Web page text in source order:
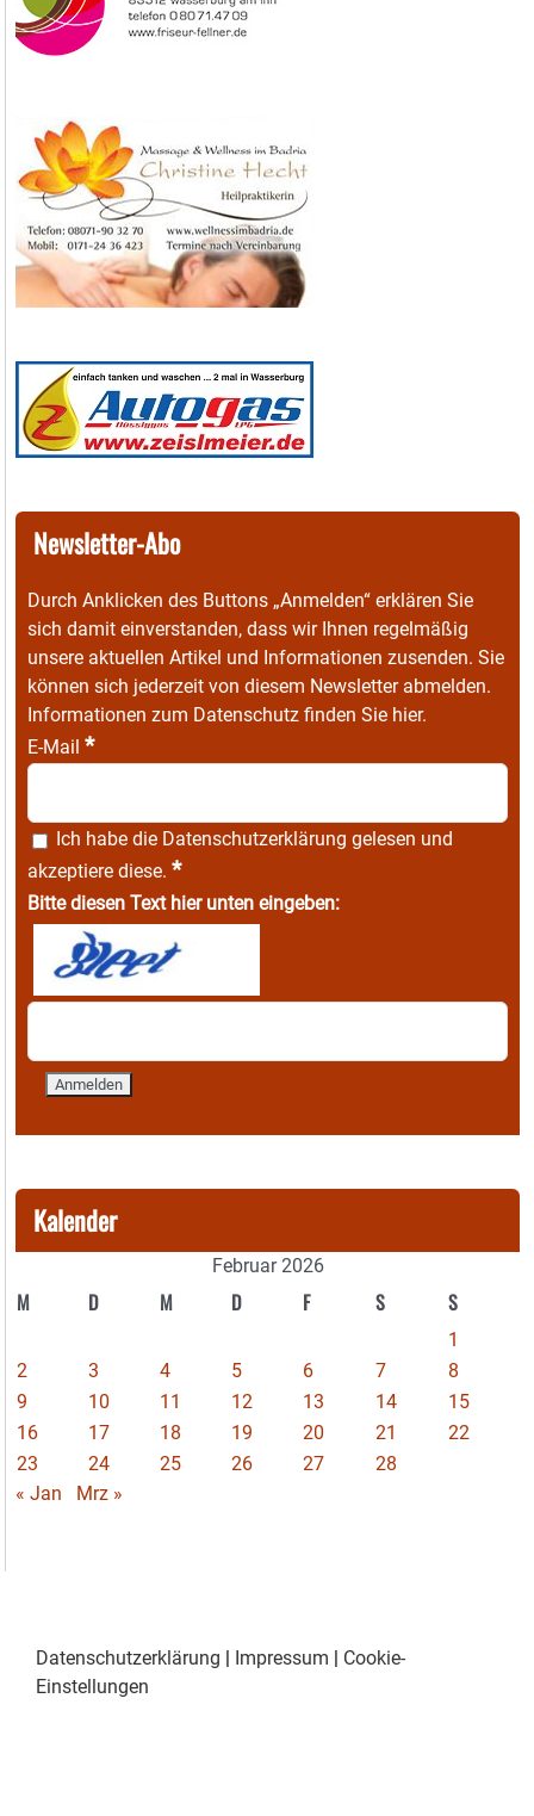
Newsletter-Abo
Durch Anklicken des Buttons „Anmelden“ erklären Sie
sich damit einverstanden, dass wir Ihnen regelmäßig
unsere aktuellen Artikel und Informationen zusenden. Sie
können sich jederzeit von diesem Newsletter abmelden.
Informationen zum Datenschutz finden Sie hier.
E-Mail *
Ich habe die Datenschutzerklärung gelesen und
akzeptiere diese. *
Bitte diesen Text hier unten eingeben:
Kalender
Februar 2026
M D M D F S S
1
2
3 4 5 6 7
8
9
10 11 12 13 14
15
16
17 18 19 20 21
22
23
24 25 26 27
28
« Jan
Mrz »
Datenschutzerklärung Impressum
Cookie-
Einstellungen